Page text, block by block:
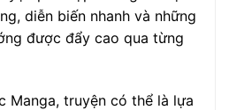
diễn biến nhanh và những
được đẩy cao qua từng
Manga, truyện có thể là lựa